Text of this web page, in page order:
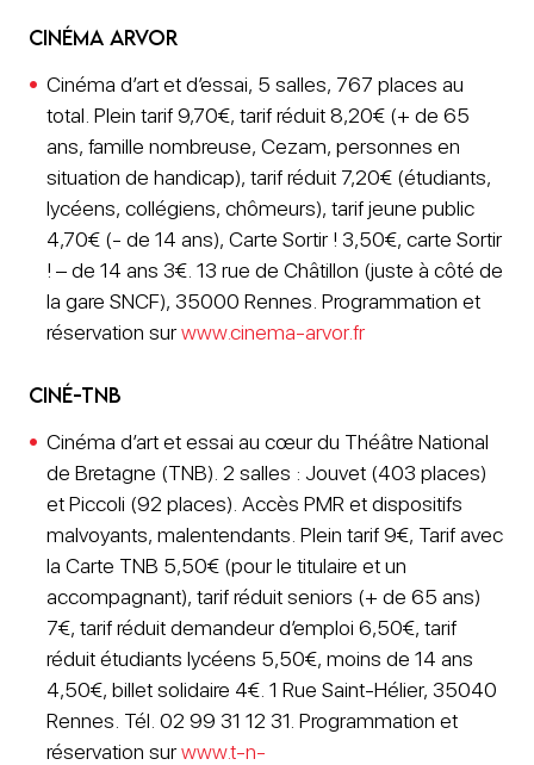
Cinéma Arvor
Cinéma d’art et d’essai, 5 salles, 767 places au
total. Plein tarif 9,70€, tarif réduit 8,20€ (+ de 65
ans, famille nombreuse, Cezam, personnes en
situation de handicap), tarif réduit 7,20€ (étudiants,
lycéens, collégiens, chômeurs), tarif jeune public
4,70€ (- de 14 ans), Carte Sortir ! 3,50€, carte Sortir
! – de 14 ans 3€. 13 rue de Châtillon (juste à côté de
la gare SNCF), 35000 Rennes. Programmation et
réservation surwww.cinema-arvor.fr
Ciné-TNB
Cinéma d’art et essai au cœur du Théâtre National
de Bretagne (TNB). 2 salles : Jouvet (403 places)
et Piccoli (92 places). Accès PMR et dispositifs
malvoyants, malentendants. Plein tarif 9€, Tarif avec
la Carte TNB 5,50€ (pour le titulaire et un
accompagnant), tarif réduit seniors (+ de 65 ans)
7€, tarif réduit demandeur d’emploi 6,50€, tarif
réduit étudiants lycéens 5,50€, moins de 14 ans
4,50€, billet solidaire 4€. 1 Rue Saint-Hélier, 35040
Rennes. Tél. 02 99 31 12 31. Programmation et
réservation surwww.t-n-